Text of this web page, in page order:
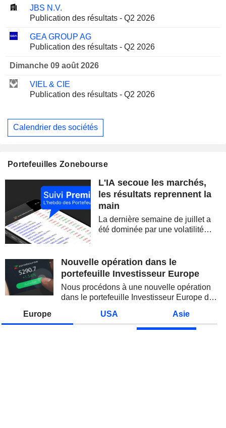
JBS N.V.
Publication des résultats - Q2 2026
GEA GROUP AG
Publication des résultats - Q2 2026
Dimanche 09 août 2026
VIEL & CIE
Publication des résultats - Q2 2026
Calendrier des sociétés
Portefeuilles Zonebourse
L'IA secoue les marchés,
les résultats reprennent la
main
La dernière semaine de juillet a
été dominée par une volatilité
semi-conducteurs. Les
inquiétudes sur la soutenabilité
Nouvelle opération dans le
portefeuille Investisseur Europe
Nous procédons à une nouvelle opération
dans le portefeuille Investisseur Europe de
Europe USA Asie